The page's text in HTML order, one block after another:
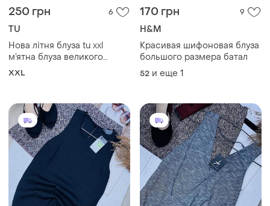
250 грн 6
TU
Нова літня блуза tu xxl
м’ятна блуза великого
розміру блуза з рюшами на
XXL
170 грн 9
H&M
Красивая шифоновая блуза
большого размера батал
52 и еще 1